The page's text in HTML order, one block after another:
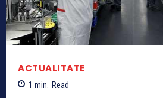
ACTUALITATE
1 min. Read